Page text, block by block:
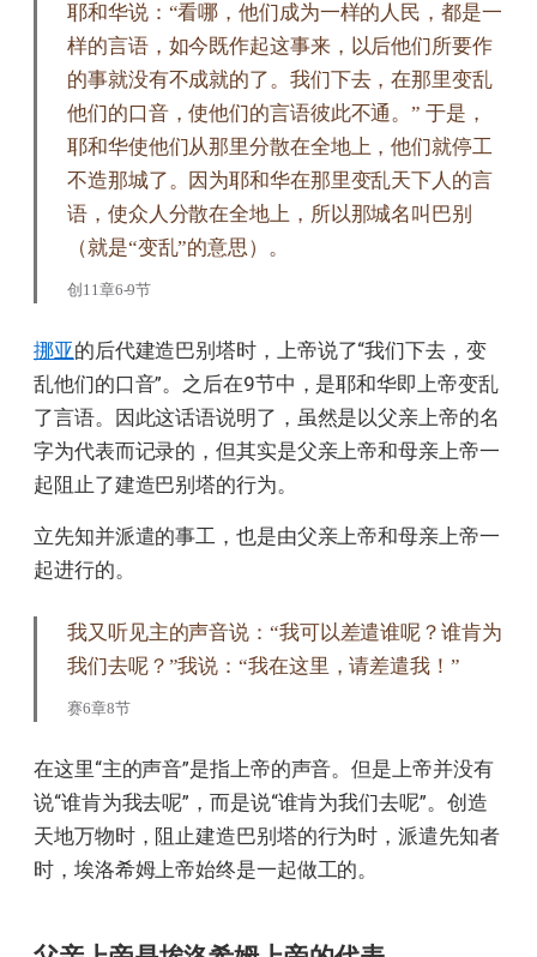
耶和华说：“看哪，他们成为一样的人民，都是一
样的言语，如今既作起这事来，以后他们所要作
的事就没有不成就的了。我们下去，在那里变乱
他们的口音，使他们的言语彼此不通。” 于是，
耶和华使他们从那里分散在全地上，他们就停工
不造那城了。因为耶和华在那里变乱天下人的言
语，使众人分散在全地上，所以那城名叫巴别
（就是“变乱”的意思）。
创11章6-9节
挪亚的后代建造巴别塔时，上帝说了“我们下去，变
乱他们的口音”。之后在9节中，是耶和华即上帝变乱
了言语。因此这话语说明了，虽然是以父亲上帝的名
字为代表而记录的，但其实是父亲上帝和母亲上帝一
起阻止了建造巴别塔的行为。
立先知并派遣的事工，也是由父亲上帝和母亲上帝一
起进行的。
我又听见主的声音说：“我可以差遣谁呢？谁肯为
我们去呢？”我说：“我在这里，请差遣我！”
赛6章8节
在这里“主的声音”是指上帝的声音。但是上帝并没有
说“谁肯为我去呢”，而是说“谁肯为我们去呢”。创造
天地万物时，阻止建造巴别塔的行为时，派遣先知者
时，埃洛希姆上帝始终是一起做工的。